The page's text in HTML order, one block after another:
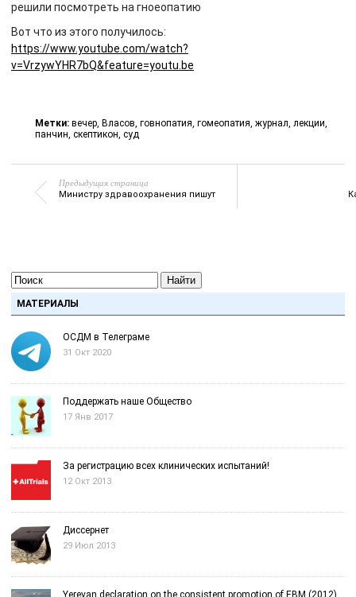
решили посмотреть на гноеопатию
Вот что из этого получилось:
https://www.youtube.com/watch?
v=VrzywYHR7bQ&feature=youtu.be
Метки: вечер, Власов, говнопатия, гомеопатия, журнал, лекции,
панчин, скептикон, суд
Предыдущая страница
Министру здравоохранения пишут
Найти
МАТЕРИАЛЫ
ОСДМ в Телеграме
31 Окт 2020
Поддержать наше Общество
17 Янв 2017
За регистрацию всех клинических испытаний!
12 Окт 2013
Диссернет
29 Июл 2013
Yerevan declaration on the consistent promotion of EBM (2012)